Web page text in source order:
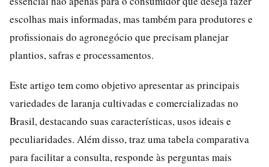
escolhas mais informadas, mas também para produtores e
profissionais do agronegócio que precisam planejar
plantios, safras e processamentos.
Este artigo tem como objetivo apresentar as principais
variedades de laranja cultivadas e comercializadas no
Brasil, destacando suas características, usos ideais e
peculiaridades. Além disso, traz uma tabela comparativa
para facilitar a consulta, responde às perguntas mais